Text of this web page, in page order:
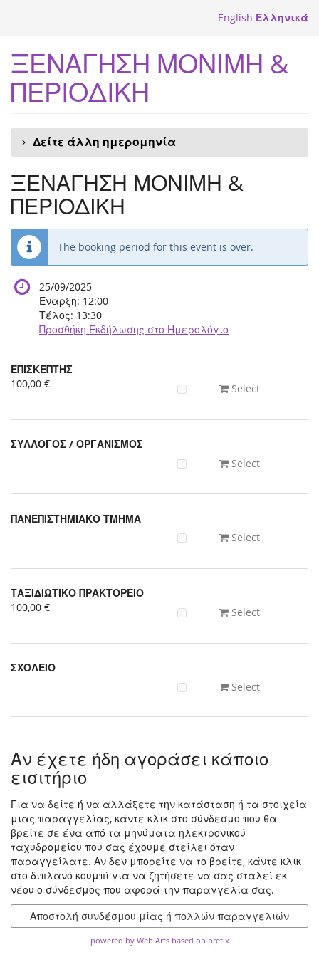
English Ελληνικά
ΞΕΝΑΓΗΣΗ ΜΟΝΙΜΗ &
ΠΕΡΙΟΔΙΚΗ
Δείτε άλλη ημερομηνία
ΞΕΝΑΓΗΣΗ ΜΟΝΙΜΗ &
ΠΕΡΙΟΔΙΚΗ
The booking period for this event is over.
25/09/2025
Έναρξη: 12:00
Τέλος: 13:30
Προσθήκη Εκδήλωσης στο Ημερολόγιο
Προϊόντα
Uncategorized
ΕΠΙΣΚΕΠΤΗΣ
100,00 €
Select
ΣΥΛΛΟΓΟΣ / ΟΡΓΑΝΙΣΜΟΣ
Select
ΠΑΝΕΠΙΣΤΗΜΙΑΚΟ ΤΜΗΜΑ
Select
ΤΑΞΙΔΙΩΤΙΚΟ ΠΡΑΚΤΟΡΕΙΟ
100,00 €
Select
ΣΧΟΛΕΙΟ
Select
Αν έχετε ήδη αγοράσει κάποιο
εισιτήριο
Για να δείτε ή να αλλάξετε την κατάσταση ή τα στοιχεία
μιας παραγγελίας, κάντε κλικ στο σύνδεσμο που θα
βρείτε σε ένα από τα μηνύματα ηλεκτρονικού
ταχυδρομείου που σας έχουμε στείλει όταν
παραγγείλατε. Αν δεν μπορείτε να το βρείτε, κάντε κλικ
στο διπλανό κουμπί για να ζητήσετε να σας σταλεί εκ
νέου ο σύνδεσμος που αφορά την παραγγελία σας.
Αποστολή συνδέσμου μίας ή πολλών παραγγελιών
powered by Web Arts based on pretix